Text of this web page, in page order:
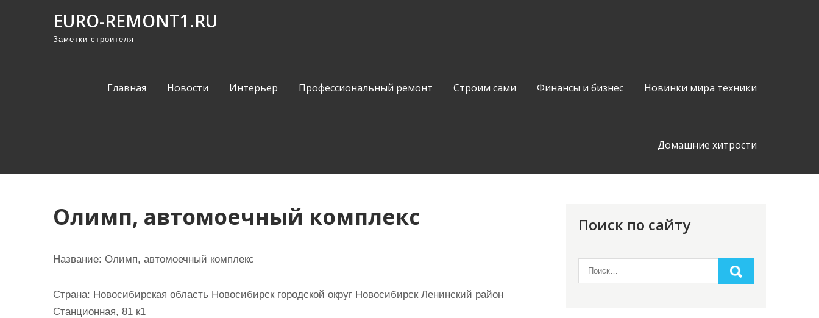
EURO-REMONT1.RU
Заметки строителя
Главная Новости Интерьер Профессиональный ремонт Строим сами Финансы и бизнес Новинки мира техники
Домашние хитрости
Олимп, автомоечный комплекс
Название: Олимп, автомоечный комплекс
Страна: Новосибирская область Новосибирск городской округ Новосибирск Ленинский район
Станционная, 81 к1
Поиск по сайту